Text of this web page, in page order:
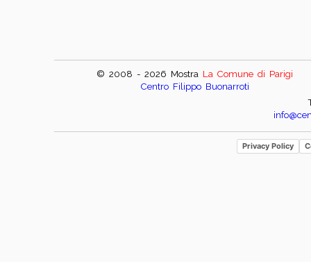
© 2008 - 2026 Mostra La Comune di Parigi
Centro Filippo Buonarroti
Privacy Policy